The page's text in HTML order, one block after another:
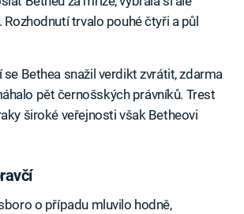
trvalo pouhé čtyři a půl
Bethea snažil verdikt zvrátit, zdarma
pět černošských právníků. Trest
široké veřejnosti však Betheovi
o případu mluvilo hodně,